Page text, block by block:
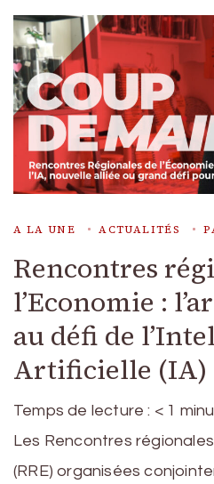
A LA UNE ACTUALITÉS
Rencontres
l’Economie :
au défi de
Artificielle (IA)
Temps de lecture : < 1
Les Rencontres
(RRE) organisées